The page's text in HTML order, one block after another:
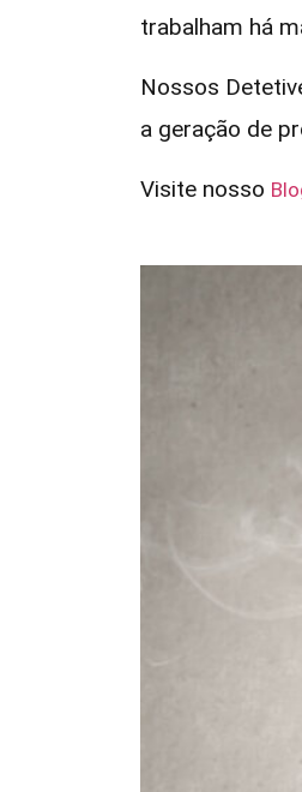
trabalham há
Nossos
a geração de
Visite nosso